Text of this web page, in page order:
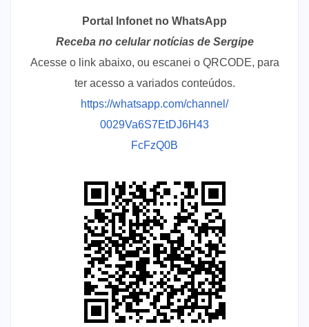
Portal Infonet no WhatsApp
Receba no celular notícias de Sergipe
Acesse o link abaixo, ou escanei o QRCODE, para
ter acesso a variados conteúdos.
https://whatsapp.com/channel/
0029Va6S7EtDJ6H43
FcFzQ0B